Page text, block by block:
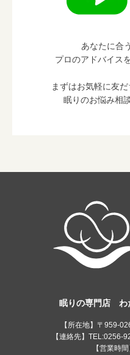
あなたに合
プロのアドバイス
まずはお気軽に友
眠りのお悩み相
眠りの専門店 わ
【所在地】〒959-
【連絡先】TEL:0256-
【営業時